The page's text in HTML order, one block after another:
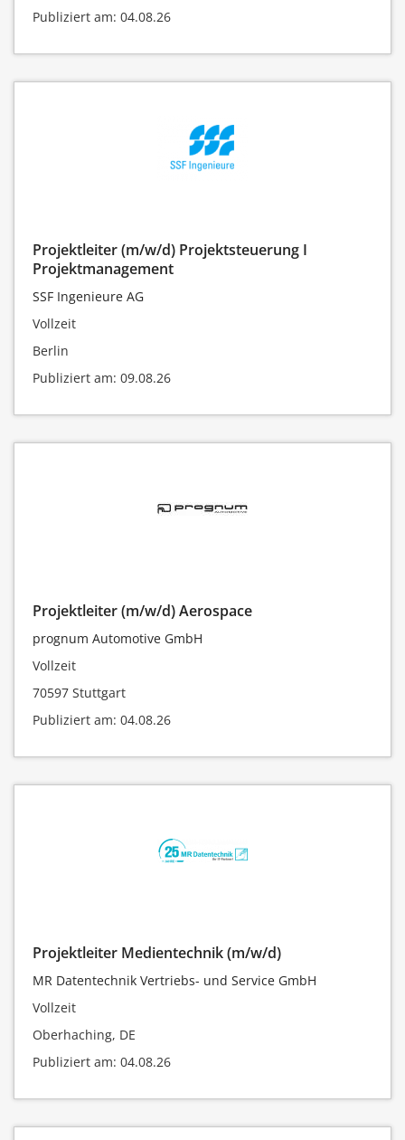
Publiziert am: 04.08.26
Projektleiter (m/w/d) Projektsteuerung I
Projektmanagement
SSF Ingenieure AG
Vollzeit
Berlin
Publiziert am: 09.08.26
Projektleiter (m/w/d) Aerospace
prognum Automotive GmbH
Vollzeit
70597 Stuttgart
Publiziert am: 04.08.26
Projektleiter Medientechnik (m/w/d)
MR Datentechnik Vertriebs- und Service GmbH
Vollzeit
Oberhaching, DE
Publiziert am: 04.08.26